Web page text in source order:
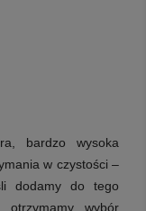
bardzo wysoka
w czystości –
dodamy do tego
wybór